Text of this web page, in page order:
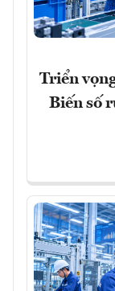
Triển
Biến số